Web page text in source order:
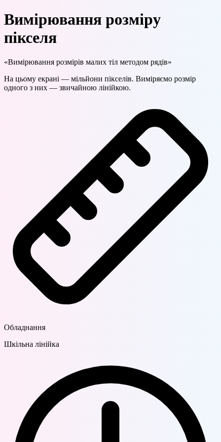
Вимірювання розміру
пікселя
«Вимірювання розмірів малих тіл методом рядів»
На цьому екрані — мільйони пікселів. Виміряємо розмір
одного з них — звичайною лінійкою.
Обладнання
Шкільна лінійка